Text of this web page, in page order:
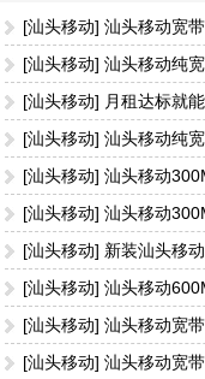
[汕头移动] 汕头移动宽
[汕头移动] 汕头移动纯
[汕头移动] 月租达标就
[汕头移动] 汕头移动纯
[汕头移动] 汕头移动
[汕头移动] 汕头移动
[汕头移动] 新装汕头移
[汕头移动] 汕头移动
[汕头移动] 汕头移动宽
[汕头移动] 汕头移动宽